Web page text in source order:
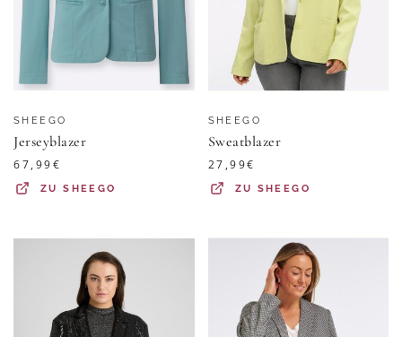
SHEEGO
Jerseyblazer
67,99€
ZUSHEEGO
SHEEGO
Sweatblazer
27,99€
ZU SHEEGO